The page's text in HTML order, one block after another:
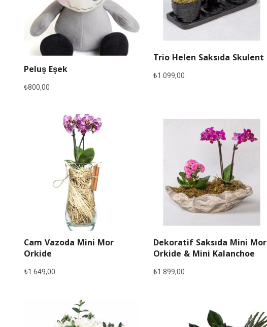
Peluş Eşek
₺800,00
Trio Helen Saksıda Skulent
₺1.099,00
Cam Vazoda Mini Mor
Orkide
₺1.649,00
Dekoratif Saksıda Mini Mor
Orkide & Mini Kalanchoe
₺1.899,00